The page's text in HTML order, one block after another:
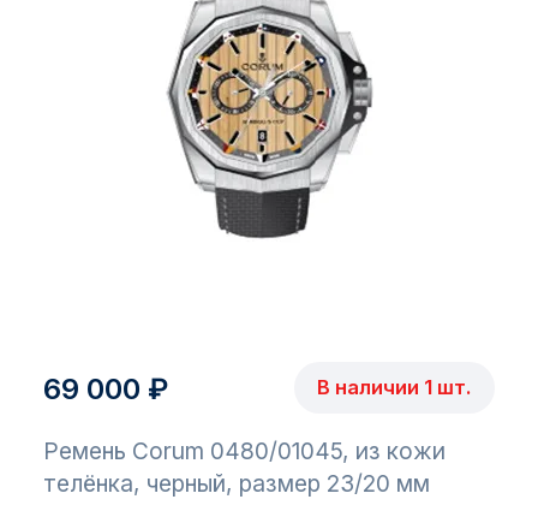
69 000 ₽ В наличии 1 шт.
Ремень Corum 0480/01045, из кожи
телёнка, черный, размер 23/20 мм